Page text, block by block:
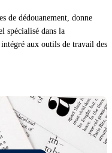
de dédouanement, donne
spécialisé dans la
aux outils de travail des